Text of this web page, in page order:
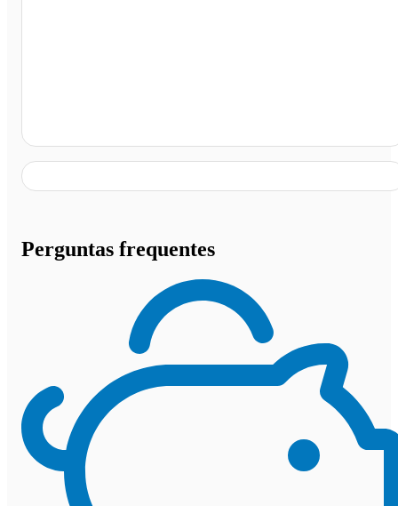
Perguntas frequentes